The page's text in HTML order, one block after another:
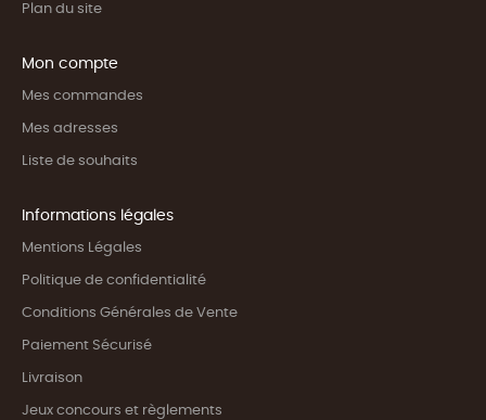
Plan du site
Mon compte
Mes commandes
Mes adresses
Liste de souhaits
Informations légales
Mentions Légales
Politique de confidentialité
Conditions Générales de Vente
Paiement Sécurisé
Livraison
Jeux concours et règlements